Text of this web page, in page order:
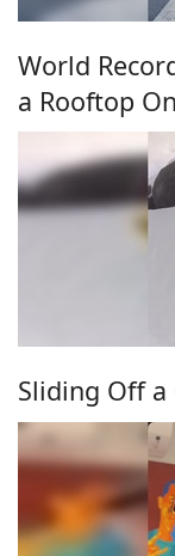
World
a Rooftop
Sliding Off